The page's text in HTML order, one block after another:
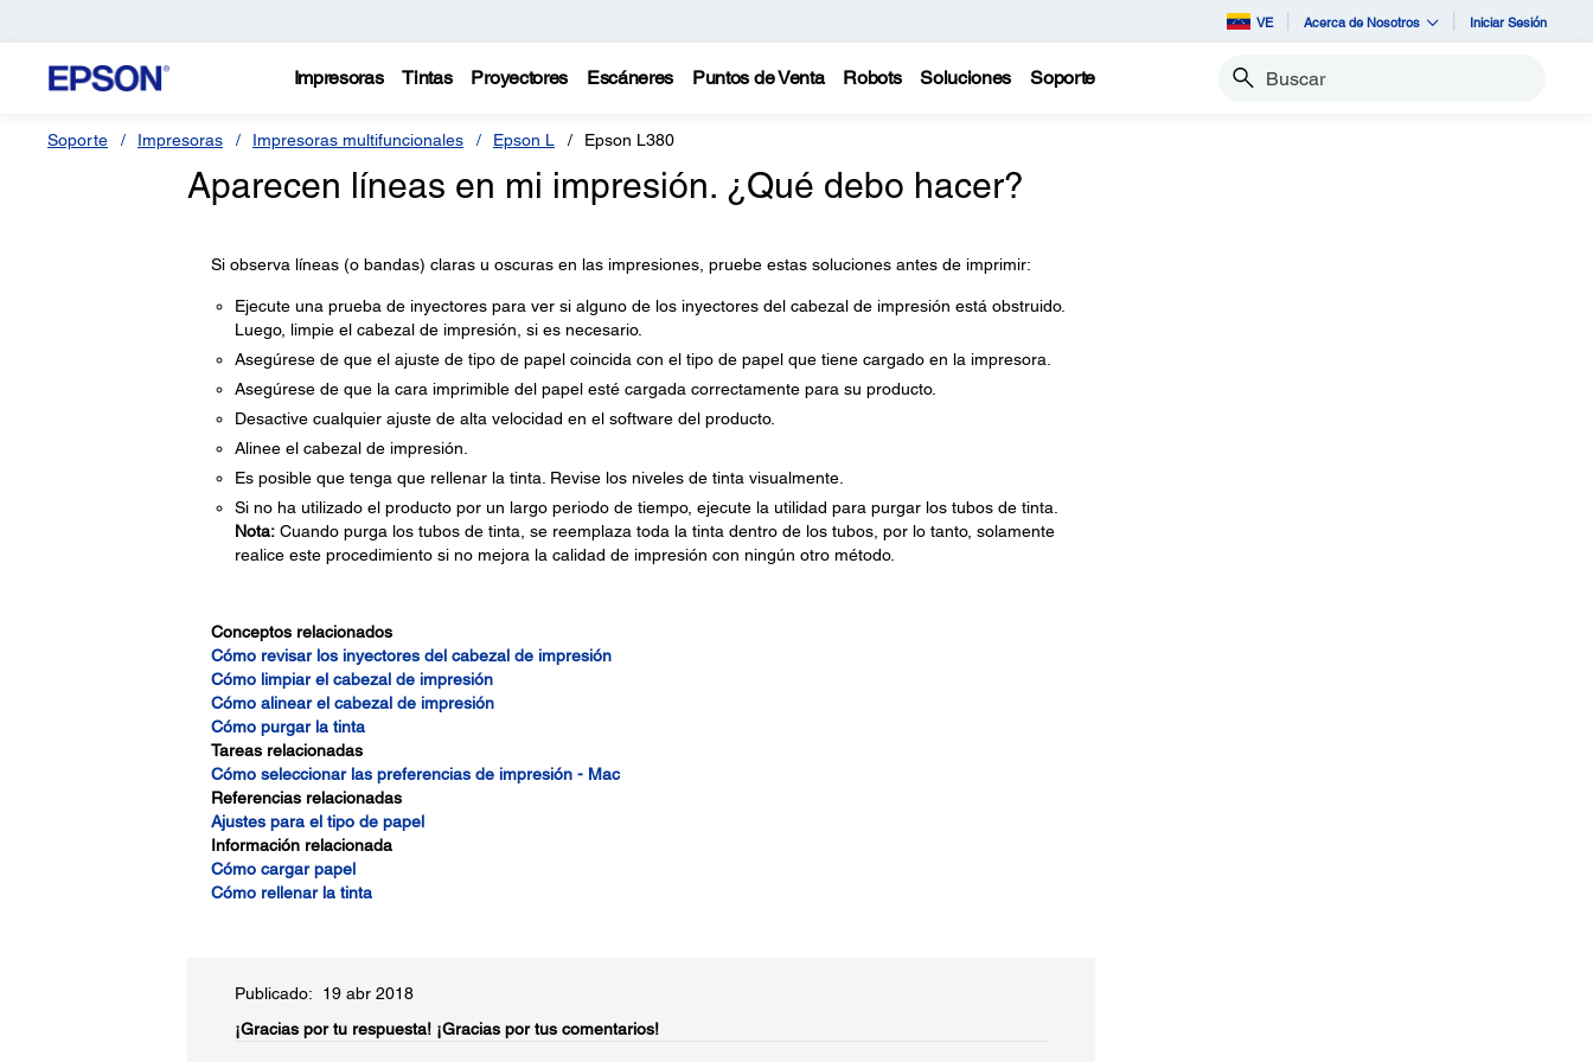
VE Acerca de Nosotros Iniciar Sesión
Impresoras Tintas Proyectores Escáneres Puntos de Venta Robots Soluciones Soporte Buscar
Soporte Impresoras Impresoras multifuncionales Epson L Epson L380
Aparecen líneas en mi impresión. ¿Qué debo hacer?
Si observa líneas (o bandas) claras u oscuras en las impresiones, pruebe estas soluciones antes de imprimir:
Ejecute una prueba de inyectores para ver si alguno de los inyectores del cabezal de impresión está obstruido.
Luego, limpie el cabezal de impresión, si es necesario.
Asegúrese de que el ajuste de tipo de papel coincida con el tipo de papel que tiene cargado en la impresora.
Asegúrese de que la cara imprimible del papel esté cargada correctamente para su producto.
Desactive cualquier ajuste de alta velocidad en el software del producto.
Alinee el cabezal de impresión.
Es posible que tenga que rellenar la tinta. Revise los niveles de tinta visualmente.
Si no ha utilizado el producto por un largo periodo de tiempo, ejecute la utilidad para purgar los tubos de tinta.
Nota:Cuando purga los tubos de tinta, se reemplaza toda la tinta dentro de los tubos, por lo tanto, solamente
realice este procedimiento si no mejora la calidad de impresión con ningún otro método.
Conceptos relacionados
Cómo revisar los inyectores del cabezal de impresión
Cómo limpiar el cabezal de impresión
Cómo alinear el cabezal de impresión
Cómo purgar la tinta
Tareas relacionadas
Cómo seleccionar las preferencias de impresión - Mac
Referencias relacionadas
Ajustes para el tipo de papel
Información relacionada
Cómo cargar papel
Cómo rellenar la tinta
Publicado: 19 abr 2018
¡Gracias por tu respuesta! ¡Gracias por tus comentarios!